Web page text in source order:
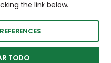
the link below.
TODO